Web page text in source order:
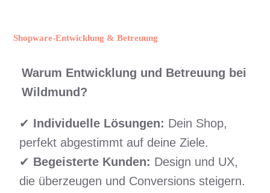
Shopware-Entwicklung & Betreuung
Warum Entwicklung und Betreuung bei
Wildmund?
✔ Individuelle Lösungen: Dein Shop,
perfekt abgestimmt auf deine Ziele.
✔ Begeisterte Kunden: Design und UX,
die überzeugen und Conversions steigern.